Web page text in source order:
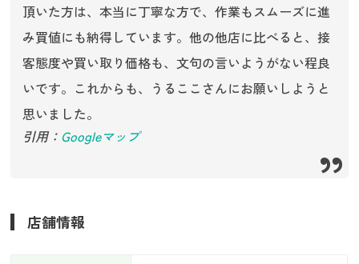
頂いた方は、本当に丁寧な方で、作業もスムーズに進
み買値にも納得しています。他の他店に比べると、接
客態度や買い取り価格も、文句の言いようがない程良
いです。これからも、うるここさんにお願いしようと
思いました。
引用： Googleマップ
店舗情報